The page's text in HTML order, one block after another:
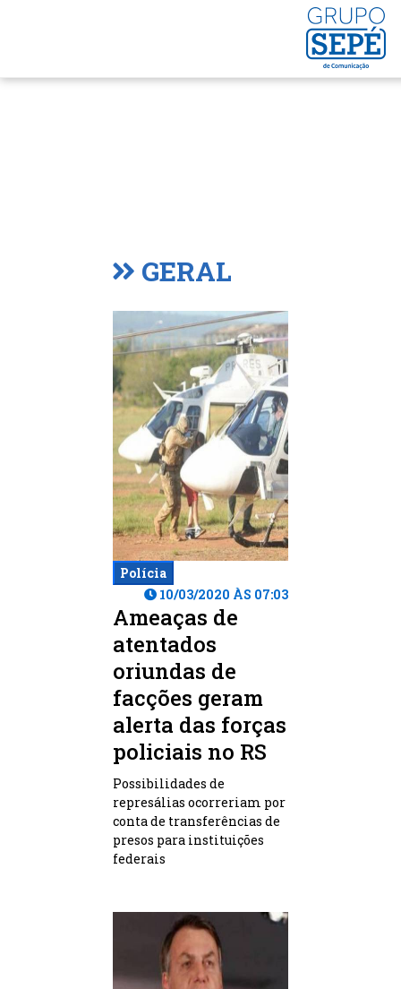
GERAL
Polícia
10/03/2020 ÀS 07:03
Ameaças de
atentados
oriundas de
facções geram
alerta das forças
policiais no RS
Possibilidades de
represálias ocorreriam por
conta de transferências de
presos para instituições
federais